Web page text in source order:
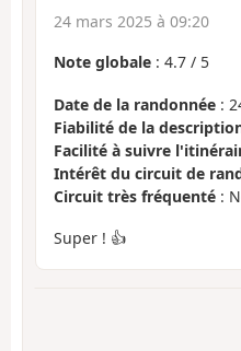
24 mars 2025 à 09:20
Note globale : 4.7 / 5
Date de la randonnée :
Fiabilité de la
Facilité à suivre
Intérêt du circuit de
Circuit très fréquenté :
Super ! 👍